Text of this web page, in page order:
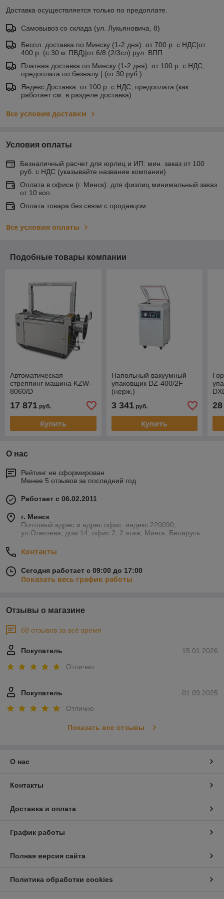
Доставка осуществляется только по предоплате.
Самовывоз со склада (ул. Лукьяновича, 8)
Беспл. доставка по Минску (1-2 дня): от 700 р. с НДС|от
400 р. (с 30 кг ПВД)|от 6/8 (2/3сл) рул. ВПП
Платная доставка по Минску (1-2 дня): от 100 р. с НДС,
предоплата по безналу | (от 30 руб.)
Яндекс Доставка: от 100 р. с НДС, предоплата (как
работает см. в разделе доставка)
Все условия доставки
Условия оплаты
Безналичный расчет для юрлиц и ИП: мин. заказ от 100
руб. с НДС (указывайте название компании)
Оплата в офисе (г. Минск): для физлиц минимальный заказ
от 10 коп.
Оплата товара без связи с продавцом
Все условия оплаты
Подобные товары компании
Автоматическая
стреппинг машина KZW-
8060/D
17 871 руб.
Купить
Напольный вакуумный
упаковщик DZ-400/2F
(нерж.)
3 341руб.
Купить
О нас
Рейтинг не сформирован
Менее 5 отзывов за последний год
Работает с 06.02.2011
г. Минск
Почтовый адрес и адрес офис: индекс 220090,
ул.Олешева, дом 14, офис 2, 2 этаж, Минск, Беларусь
Контакты
Сегодня работает с 09:00 до 17:00
Показать весь график работы
Отзывы о магазине
68 отзывов за всё время
15.01.2026
Покупатель
Отлично
01.09.2025
Покупатель
Отлично
Показать все отзывы
О нас
Контакты
Доставка и оплата
График работы
Полная версия сайта
Политика обработки cookies